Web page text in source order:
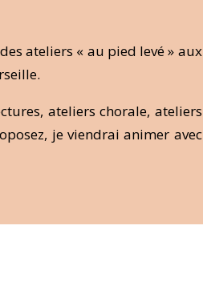
ateliers « au pied levé » aux
ateliers chorale, ateliers
je viendrai animer avec